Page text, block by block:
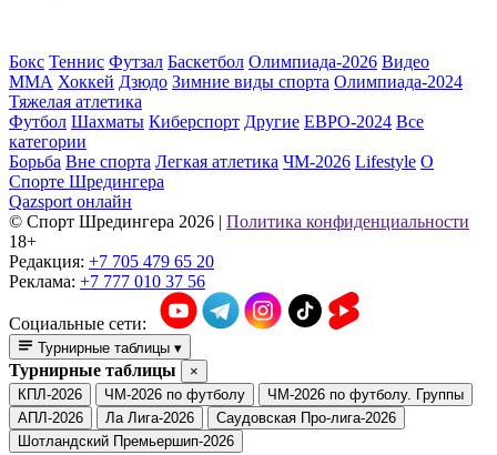
Бокс Теннис Футзал Баскетбол Олимпиада-2026 Видео
ММА Хоккей Дзюдо Зимние виды спорта Олимпиада-2024
Тяжелая атлетика
Футбол Шахматы Киберспорт Другие ЕВРО-2024 Все
категории
Борьба Вне спорта Легкая атлетика ЧМ-2026 Lifestyle О
Спорте Шредингера
Qazsport онлайн
© Cпорт Шредингера 2026
Политика конфиденциальности
18+
Редакция: +7 705 479 65 20
Реклама: +7 777 010 37 56
Социальные сети:
Турнирные таблицы ▾
Турнирные таблицы
×
КПЛ-2026
ЧМ-2026 по футболу
ЧМ-2026 по футболу. Группы
АПЛ-2026
Ла Лига-2026
Саудовская Про-лига-2026
Шотландский Премьершип-2026